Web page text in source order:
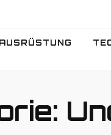
AUSRÜSTUNG